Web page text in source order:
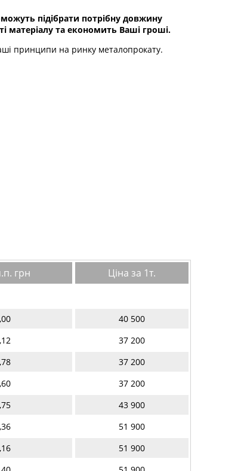
підібрати потрібну довжину
матеріалу та економить Ваші гроші.
принципи на ринку металопрокату.
грн
Ціна за 1т.
40 500
37 200
37 200
37 200
43 900
51 900
51 900